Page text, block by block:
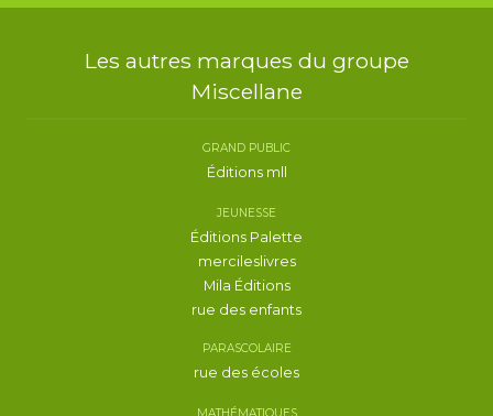
Les autres marques du groupe
Miscellane
GRAND PUBLIC
Éditions mll
JEUNESSE
Éditions Palette
mercileslivres
Mila Éditions
rue des enfants
PARASCOLAIRE
rue des écoles
MATHÉMATIQUES